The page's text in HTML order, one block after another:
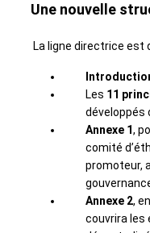
Une nouvelle
La ligne directrice est
Les 11
développés
Annexe 1,
comité
promoteur,
Annexe 2,
couvrira les